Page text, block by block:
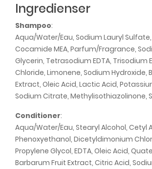
Ingredienser
Shampoo:
Aqua/Water/Eau, Sodium Lauryl
Cocamide MEA, Parfum/Fragrance,
Glycerin, Tetrasodium EDTA,
Chloride, Limonene, Sodium Hydroxide,
Extract, Oleic Acid, Lactic Acid,
Sodium Citrate, Methylisothiazolinone,
Conditioner:
Aqua/Water/Eau, Stearyl Alcohol,
Phenoxyethanol, Dicetyldimonium
Propylene Glycol, EDTA, Oleic Acid,
Barbarum Fruit Extract, Citric Acid,